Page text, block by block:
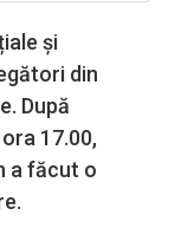
și
din
După
17.00,
a făcut o